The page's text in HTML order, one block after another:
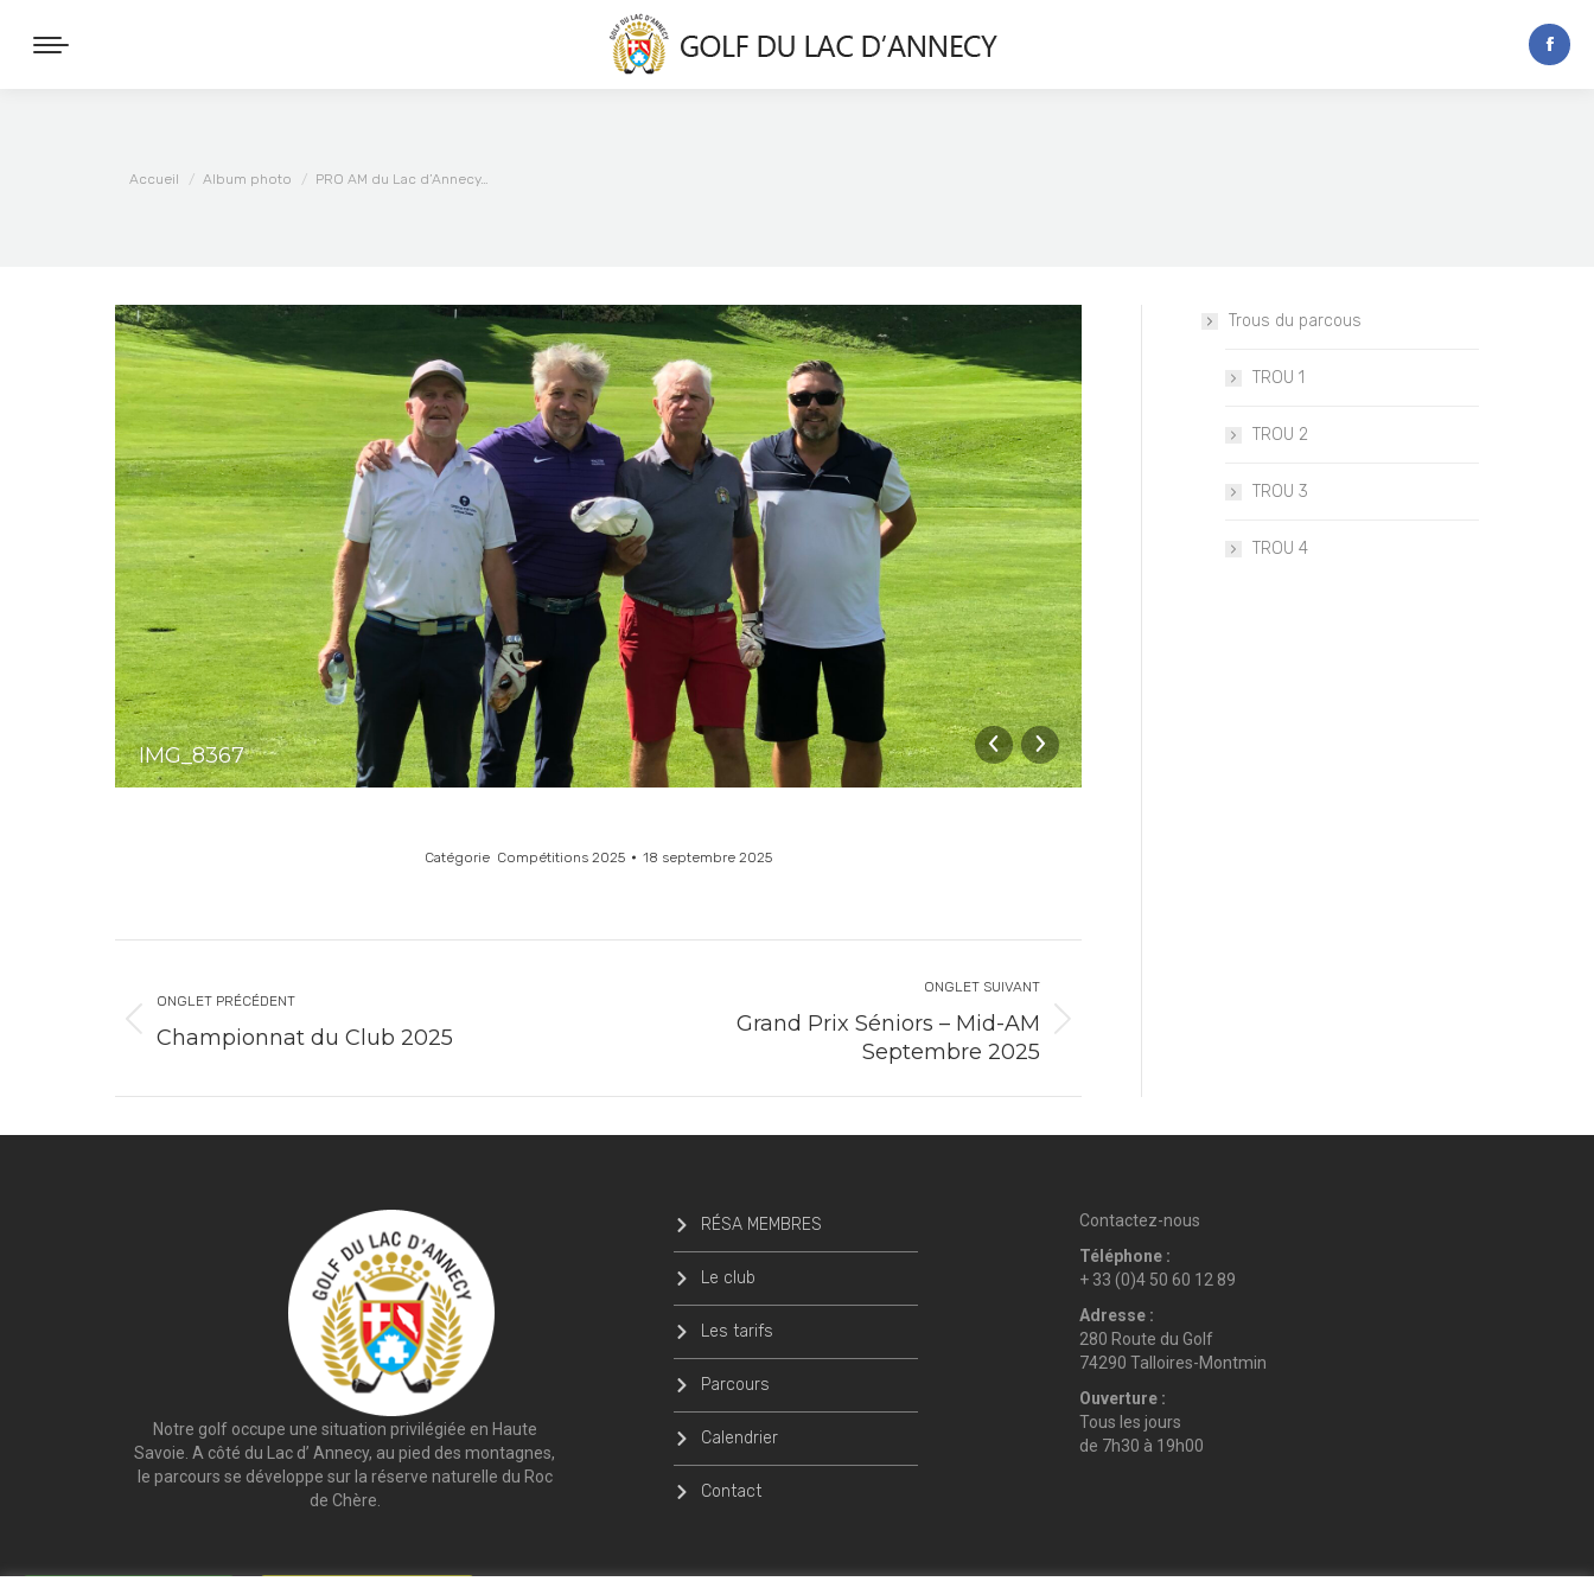
Vous êtes ici :
Accueil Album photo PRO AM du Lac d’Annecy…
IMG_8367
Catégorie Compétitions 2025 18 septembre 2025
ONGLET PRÉCÉDENT
Championnat du Club 2025
ONGLET SUIVANT
Grand Prix Séniors – Mid-AM
Septembre 2025
Trous du parcous
TROU 1
TROU 2
TROU 3
TROU 4
Notre golf occupe une situation privilégiée en Haute
Savoie. A côté du Lac d’ Annecy, au pied des montagnes,
le parcours se développe sur la réserve naturelle du Roc
de Chère.
RÉSA MEMBRES
Le club
Les tarifs
Parcours
Calendrier
Contact
Contactez-nous
Téléphone :
+ 33 (0)4 50 60 12 89
Adresse :
280 Route du Golf
74290 Talloires-Montmin
Ouverture :
Tous les jours
de 7h30 à 19h00